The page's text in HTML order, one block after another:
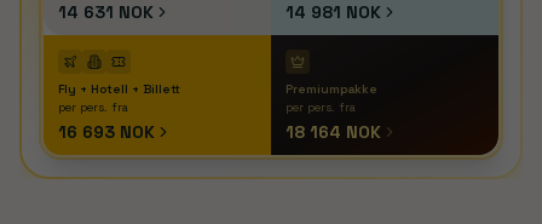
14 631 NOK 14 981 NOK
Fly + Hotell + Billett
per pers. fra
16 693 NOK
Premiumpakke
per pers. fra
18 164 NOK